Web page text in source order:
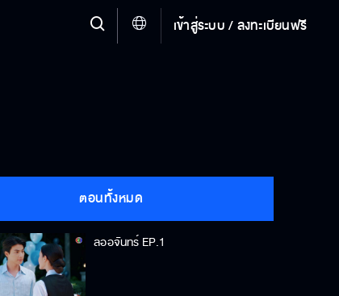
เข้าสู่ระบบ / ลงทะเบียนฟรี
ตอนทั้งหมด
ลออจันทร์ EP.1